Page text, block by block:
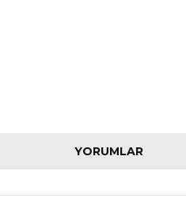
YORUMLAR